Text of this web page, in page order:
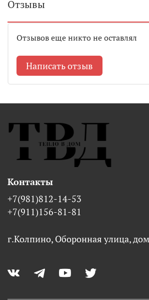
Отзывы
Отзывов еще никто не оставлял
Написать отзыв
Контакты
+7(981)812-14-53
+7(911)156-81-81
г.Колпино, Оборонная улица,